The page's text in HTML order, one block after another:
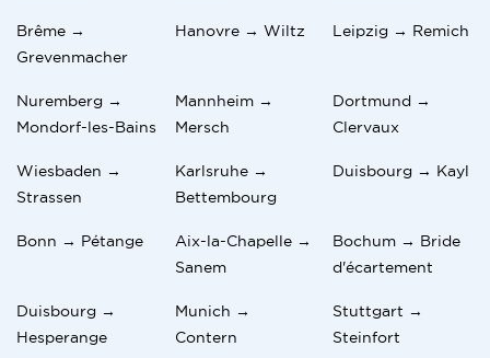
Brême →
Grevenmacher
Hanovre → Wiltz Leipzig → Remich
Nuremberg →
Mondorf-les-Bains
Mannheim →
Mersch
Dortmund →
Clervaux
Wiesbaden →
Strassen
Karlsruhe →
Bettembourg
Duisbourg → Kayl
Bonn → Pétange
Aix-la-Chapelle →
Sanem
Bochum → Bride
d'écartement
Duisbourg →
Hesperange
Munich →
Contern
Stuttgart →
Steinfort